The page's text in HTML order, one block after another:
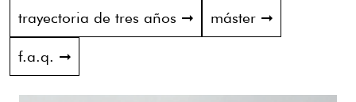
trayectoria de tres años ➞ máster ➞
f.a.q. ➞